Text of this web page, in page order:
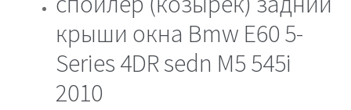
крыши окна Bmw E60 5-
Series 4DR sedn M5 545i
2010